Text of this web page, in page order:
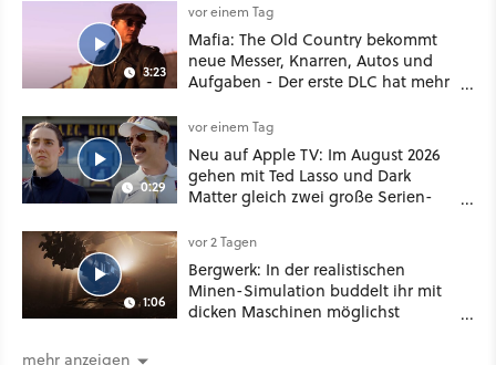
3:23
vor einem Tag
Mafia: The Old Country bekommt
neue Messer, Knarren, Autos und
Aufgaben - Der erste DLC hat mehr
0:29
vor einem Tag
Neu auf Apple TV: Im August 2026
gehen mit Ted Lasso und Dark
Matter gleich zwei große Serien-
1:06
vor 2 Tagen
Bergwerk: In der realistischen
Minen-Simulation buddelt ihr mit
dicken Maschinen möglichst
mehr anzeigen